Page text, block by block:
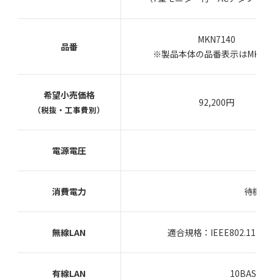
品番
MKN7140
※製品本体の品番表示は
希望小売価格
（税抜・工事費別）
92,200円
電源電圧
消費電力 待機時
無線LAN 適合規格：IEEE802.11a/
有線LAN 10BASE-